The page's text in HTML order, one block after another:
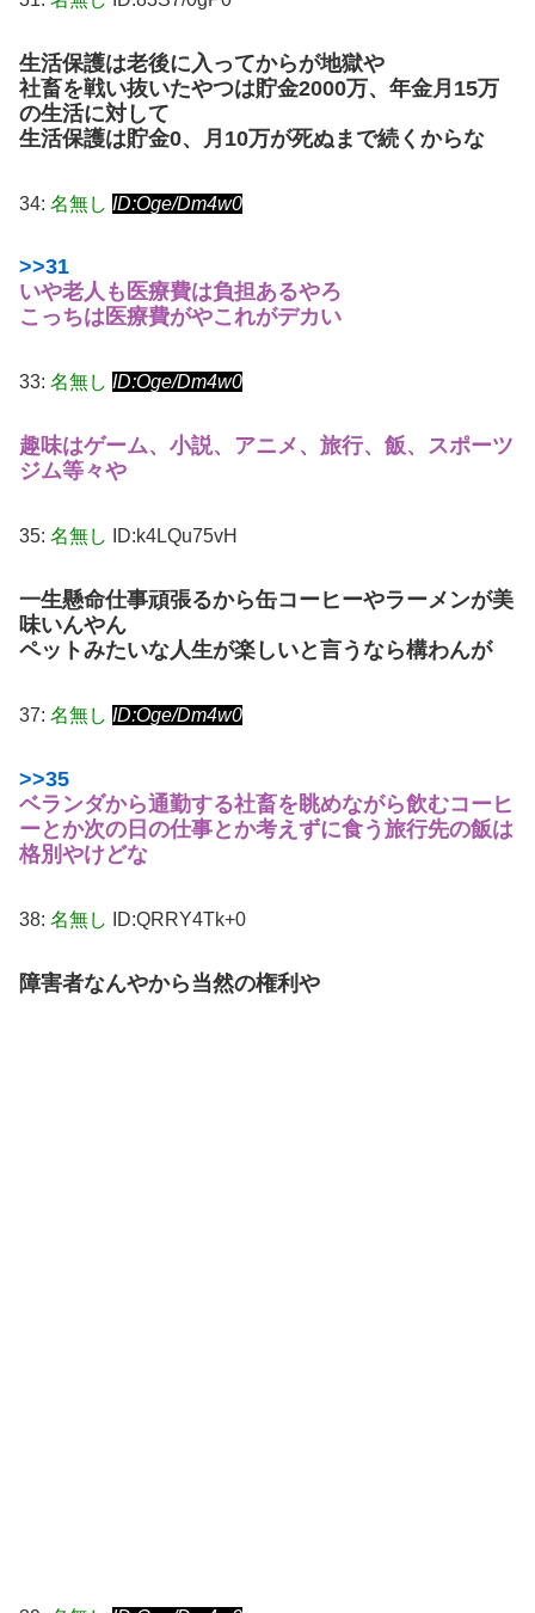
生活保護は老後に入ってからが地獄や
社畜を戦い抜いたやつは貯金2000万、年金月15万
の生活に対して
生活保護は貯金0、月10万が死ぬまで続くからな
34: 名無し ID:Oge/Dm4w0
>>31
いや老人も医療費は負担あるやろ
こっちは医療費がやこれがデカい
33: 名無し ID:Oge/Dm4w0
趣味はゲーム、小説、アニメ、旅行、飯、スポーツ
ジム等々や
35: 名無し ID:k4LQu75vH
一生懸命仕事頑張るから缶コーヒーやラーメンが美
味いんやん
ペットみたいな人生が楽しいと言うなら構わんが
37: 名無し ID:Oge/Dm4w0
>>35
ベランダから通勤する社畜を眺めながら飲むコーヒ
ーとか次の日の仕事とか考えずに食う旅行先の飯は
格別やけどな
38: 名無し ID:QRRY4Tk+0
障害者なんやから当然の権利や